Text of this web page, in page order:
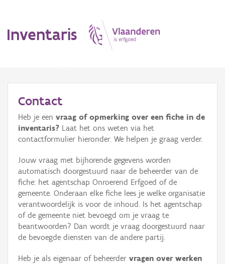
Inventaris
Erfgoedobject
Aanduidingsobject
Waarneming
Thema
Gebeurtenis
Persoon of collectief
Contact
Heb je een vraag of opmerking over een fiche in de
inventaris? Laat het ons weten via het
contactformulier hieronder. We helpen je graag verder.
Jouw vraag met bijhorende gegevens worden
automatisch doorgestuurd naar de beheerder van de
fiche: het agentschap Onroerend Erfgoed of de
gemeente. Onderaan elke fiche lees je welke organisatie
verantwoordelijk is voor de inhoud. Is het agentschap
of de gemeente niet bevoegd om je vraag te
beantwoorden? Dan wordt je vraag doorgestuurd naar
de bevoegde diensten van de andere partij.
Heb je als eigenaar of beheerder vragen over werken